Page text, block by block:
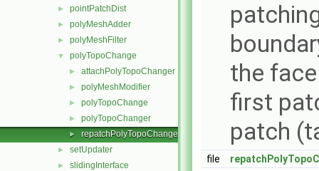
► pointPatchDist
► polyMeshAdder
► polyMeshFilter
▼ polyTopoChange
► attachPolyTopoChanger
► polyMeshModifier
► polyTopoChange
► polyTopoChanger
► repatchPolyTopoChanger
► setUpdater
► slidingInterface
the
first
patch
file